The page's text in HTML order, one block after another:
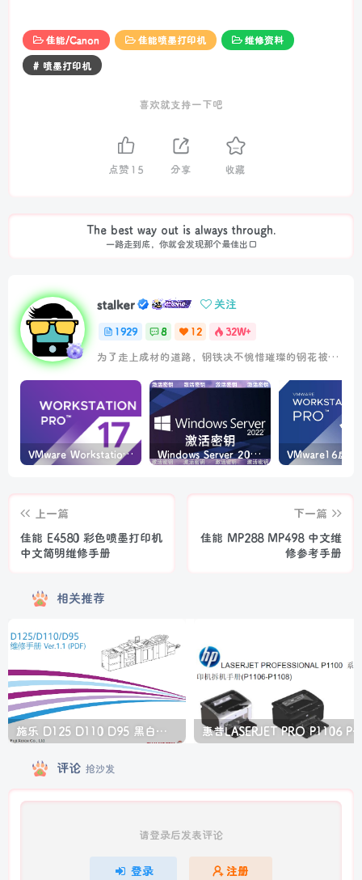
佳能/Canon 佳能喷墨打印机
维修资料
# 喷墨打印机
喜欢就支持一下吧
点赞 15 分享 收藏
The best way out is always through.
一路走到底，你就会发现那个最佳出口
stalker 关注
1929 8 12
32W+
为了走上成材的道路，钢铁决不惋惜璀璨的钢花被遗弃
VMware Workstation PRO v17.6.4 正式版_虚拟机(带激活密钥) Windows Server 2022激活密钥 2024 5月更新
上一篇
佳能 E4580 彩色喷墨打印机
中文简明维修手册
下一篇
佳能 MP288 MP498 中文维
修参考手册
相关推荐
施乐 D125 D110 D95 黑白生产型高速复印机中文维修手册 惠普LASERJET PRO P1106
评论 抢沙发
请登录后发表评论
登录 注册